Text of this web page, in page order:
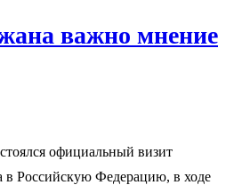
важно мнение
официальный визит
в Российскую Федерацию, в ходе